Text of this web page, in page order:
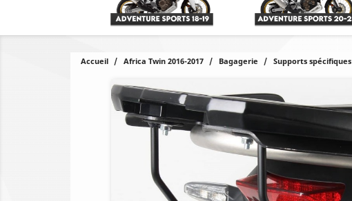
Accueil Africa Twin 2016-2017 Bagagerie Supports spécifiques